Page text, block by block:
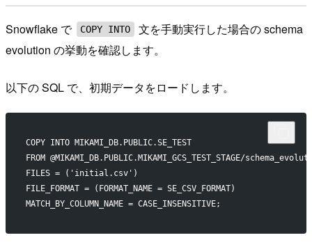
Snowflake で COPY INTO
文を手動実行した場合の schema
evolution の挙動を確認します。
以下の SQL で、初期データをロードします。
COPY INTO MIKAMI_DB.PUBLIC.SE_TEST
FROM @MIKAMI_DB.PUBLIC.MIKAMI_GCS_TEST_STAGE/
FILES = ('initial.csv')
FILE_FORMAT = (FORMAT_NAME = SE_CSV_FORMAT)
MATCH_BY_COLUMN_NAME = CASE_INSENSITIVE;